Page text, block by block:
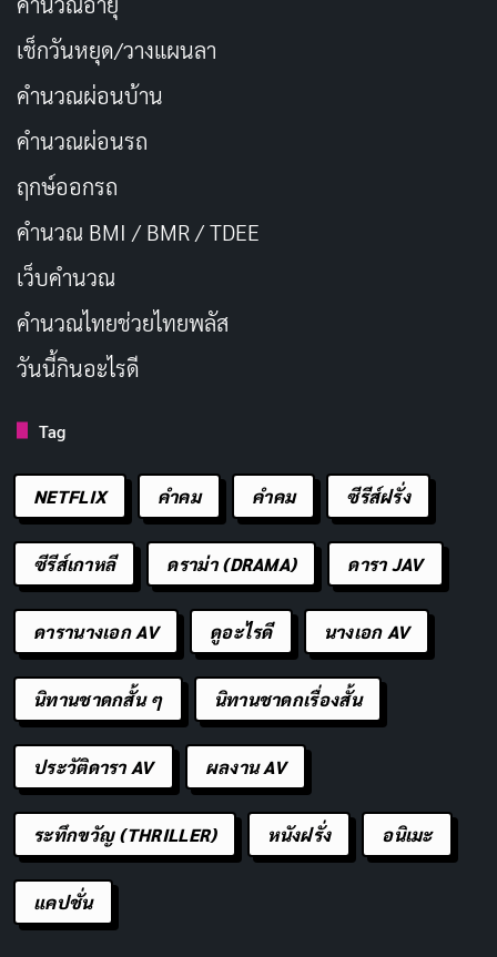
เมื่อพูดถึงมิติของคอนเทนต์ สิ่งที่เราไม่ควรมองข้ามคือ
ความสามารถในการกระตุ้นอารมณ์และความสนใจ การ
สร้างคอนเทนต์ที่ดีมักเริ่มต้นด้วยการสร้างการเชื่อมโยง
ระหว่างผู้เขียนและผู้อ่าน หรือระหว่างแบรนด์กับลูกค้า ด้วย
เนื้อหาที่น่าสนใจ ตอบโจทย์ และนำเสนออย่างเป็น
ธรรมชาติ
ทำไมคอนเทนต์ถึงสำคัญในยุคดิจิทัล?
ในสมัยก่อน การสื่อสารแบรนด์ไปยังผู้บริโภคจำกัดอยู่ในไม่
กี่ช่องทาง เช่น โทรทัศน์ วิทยุ ป้ายโฆษณา หรือหนังสือพิมพ์
ซึ่งแบรนด์จะต้องลงทุนมหาศาลในการตลาดเหล่านั้น แต่ทุก
วันนี้ ด้วยความที่ทุกคนเข้าถึงอินเทอร์เน็ตได้ง่าย
แพลตฟอร์มออนไลน์จึงเกิดขึ้นอย่างหลากหลาย ไม่ว่าจะ
เช็กวันหยุด/วางแผนลา
คำนวณผ่อนบ้าน
คำนวณผ่อนรถ
ฤกษ์ออกรถ
คำนวณ BMI / BMR / TDEE
เว็บคํานวณ
คํานวณไทยช่วยไทยพลัส
วันนี้กินอะไรดี
Tag
NETFLIX คำคม คําคม ซีรีส์ฝรั่ง
ซีรีส์เกาหลี ดราม่า (DRAMA) ดารา JAV
ดารานางเอก AV ดูอะไรดี นางเอก AV
นิทานชาดกสั้น ๆ นิทานชาดกเรื่องสั้น
ประวัติดารา AV ผลงาน AV
ระทึกขวัญ (THRILLER) หนังฝรั่ง อนิเมะ
แคปชั่น